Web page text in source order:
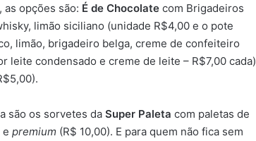
as opções são: É de Chocolate com Brigadeiros
limão siciliano (unidade R$4,00 e o pote
limão, brigadeiro belga, creme de confeiteiro
leite condensado e creme de leite – R$7,00 cada)
são os sorvetes da Super Paleta com paletas de
e premium (R$ 10,00). E para quem não fica sem